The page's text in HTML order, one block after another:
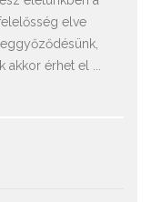
elve
akkor érhet el ...